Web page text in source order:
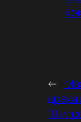
←
драка
10